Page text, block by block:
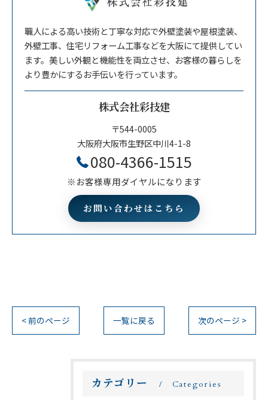
職人による高い技術と丁寧な対応で外壁塗装や屋根塗装、
外壁工事、住宅リフォーム工事などを大阪にて提供してい
ます。美しい外観と機能性を両立させ、お客様の暮らしを
より豊かにするお手伝いを行っています。
株式会社彩技建
〒544-0005
大阪府大阪市生野区中川4-1-8
080-4366-1515
※お客様専用ダイヤルになります
お問い合わせはこちら
< 前のページ 一覧に戻る 次のページ >
カテゴリー Categories